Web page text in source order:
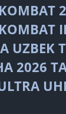
II
UZBEK
2026